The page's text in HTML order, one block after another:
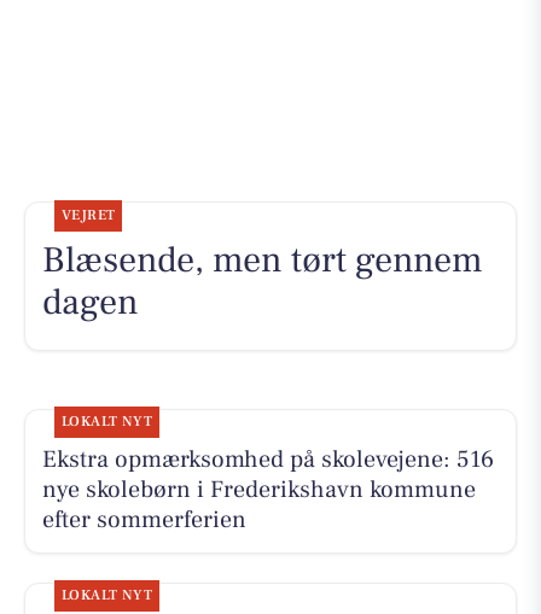
VEJRET
Blæsende, men tørt gennem
dagen
LOKALT NYT
Ekstra opmærksomhed på skolevejene: 516
nye skolebørn i Frederikshavn kommune
efter sommerferien
LOKALT NYT